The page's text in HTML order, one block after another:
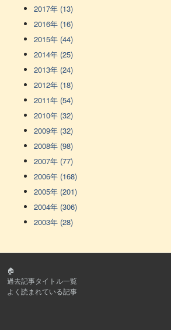
2017年 (13)
2016年 (16)
2015年 (44)
2014年 (25)
2013年 (24)
2012年 (18)
2011年 (54)
2010年 (32)
2009年 (32)
2008年 (98)
2007年 (77)
2006年 (168)
2005年 (201)
2004年 (306)
2003年 (28)
🏠
過去記事タイトル一覧
よく読まれている記事